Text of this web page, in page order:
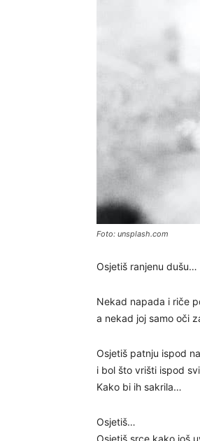
Foto: unsplash.com
Osjetiš ranjenu dušu…
Nekad napada i riče
a nekad joj samo oči
Osjetiš patnju ispod
i bol što vrišti ispod
Kako bi ih sakrila…
Osjetiš…
Osjetiš srce kako još